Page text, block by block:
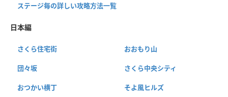
ステージ毎の詳しい攻略方法一覧
日本編
さくら住宅街 おおもり山
団々坂 さくら中央シティ
おつかい横丁 そよ風ヒルズ